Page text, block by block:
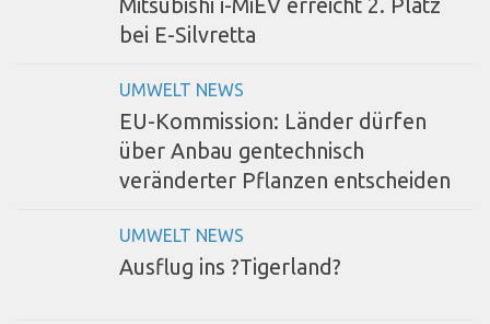
Mitsubishi i-MiEV erreicht 2. Platz
bei E-Silvretta
UMWELT NEWS
EU-Kommission: Länder dürfen
über Anbau gentechnisch
veränderter Pflanzen entscheiden
UMWELT NEWS
Ausflug ins ?Tigerland?